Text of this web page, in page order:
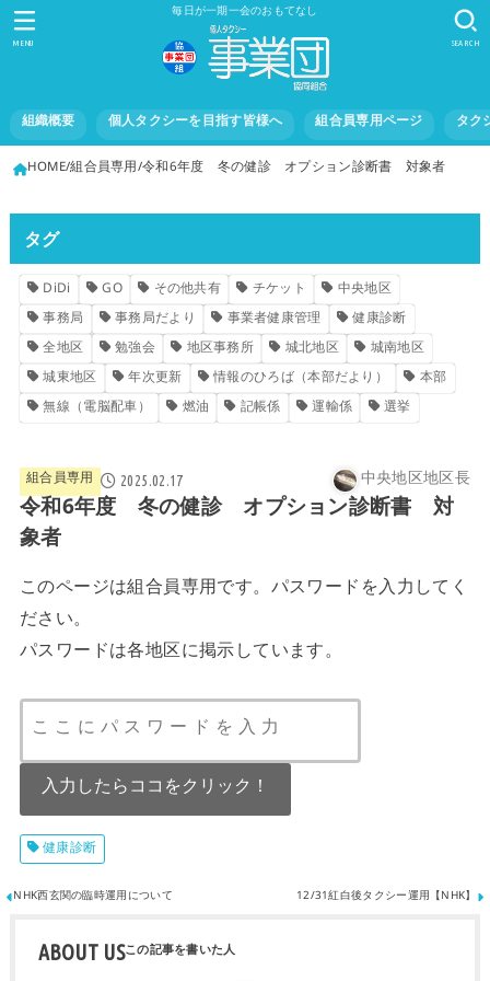
毎日が一期一会のおもてなし
組織概要 個人タクシーを目指す皆様へ 組合員専用ページ タク
SEARCH
MENU
HOME組合員専用 令和6年度 冬の健診 オプション診断書 対象者
タグ
DiDi GO その他共有 チケット
中央地区
事務局
事務局だより 事業者健康管理
健康診断
全地区
勉強会 地区事務所 城北地区
城南地区
城東地区
年次更新 情報のひろば（本部だより）
本部
無線（電脳配車）
燃油 記帳係 運輸係 選挙
組合員専用 2025.02.17 中央地区地区長
令和6年度 冬の健診 オプション診断書 対
象者
このページは組合員専用です。パスワードを入力してく
ださい。
パスワードは各地区に掲示しています。
健康診断
NHK西玄関の臨時運用について 12/31紅白後タクシー運用【NHK】
ABOUT US